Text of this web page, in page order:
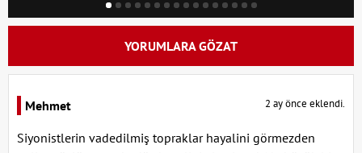
YORUMLARA GÖZAT
Mehmet 2 ay önce eklendi.
Siyonistlerin vadedilmiş topraklar hayalini görmezden